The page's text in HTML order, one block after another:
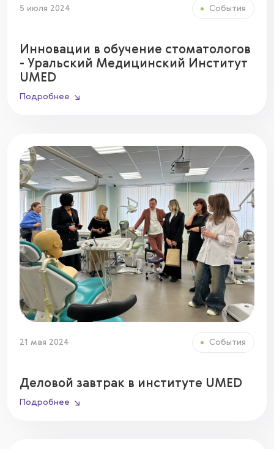
5 июля 2024 События
Инновации в обучение стоматологов
- Уральский Медицинский Институт
UMED
Подробнее
21 мая 2024 События
Деловой завтрак в институте UMED
Подробнее